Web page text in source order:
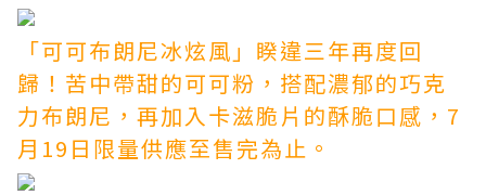
「可可布朗尼冰炫風」睽違三年再度回
歸！苦中帶甜的可可粉，搭配濃郁的巧克
力布朗尼，再加入卡滋脆片的酥脆口感，7
月19日限量供應至售完為止。